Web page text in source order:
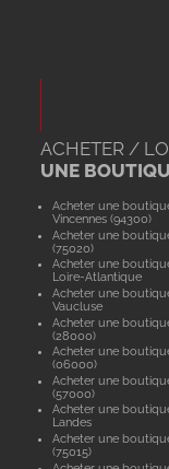
ACHETER /
UNE
Acheter une
Vincennes (94300)
Acheter une
(75020)
Acheter une
Loire-Atlantique
Acheter une
Vaucluse
Acheter une
(28000)
Acheter une
(06000)
Acheter une
(57000)
Acheter une
Landes
Acheter une
(75015)